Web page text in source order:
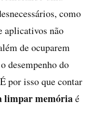
como
aplicativos não
de ocuparem
desempenho do
por isso que contar
limpar memóriaé